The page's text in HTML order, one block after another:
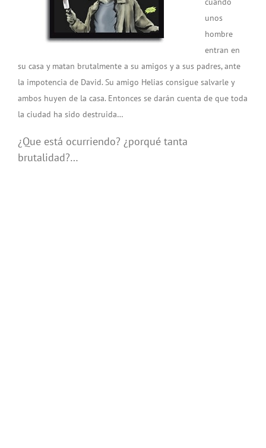
unos
hombre
entran en
su casa y matan brutalmente a su amigos y a sus padres, ante
la impotencia de David. Su amigo Helias consigue salvarle y
ambos huyen de la casa. Entonces se darán cuenta de que toda
la ciudad ha sido destruida…
¿Que está ocurriendo? ¿porqué tanta
brutalidad?…